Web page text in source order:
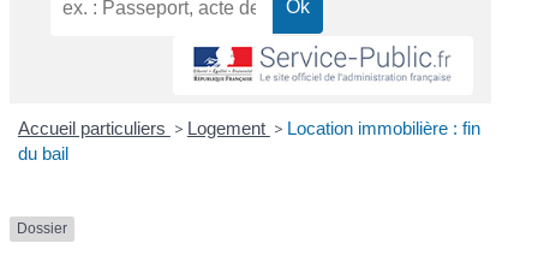
Accueil particuliers > Logement > Location immobilière : fin
du bail
Dossier